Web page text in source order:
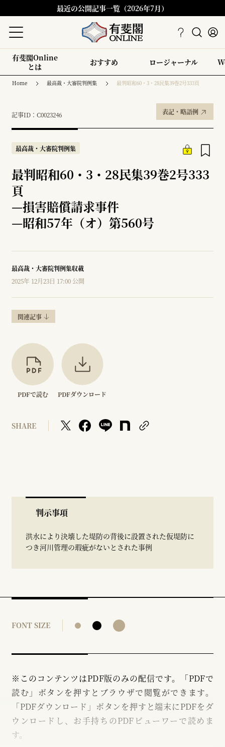
最近の公開記事一覧（2026年7月）
有斐閣Online
とは
おすすめ ロージャーナル
Home 最高裁・大審院判例集 最判昭和60・3・28民集39巻2号333頁
記事ID：C0023246 表記・略語例
最高裁・大審院判例集
最判昭和60・3・28民集39巻2号333
頁
—損害賠償請求事件
—昭和57年（オ）第560号
最高裁・大審院判例集収載
2025年 12月23日 17:00 公開
関連記事
PDFで読む PDFダウンロード
SHARE
判示事項
洪水により決壊した堤防の背後に設置された仮堤防に
つき河川管理の瑕疵がないとされた事例
FONT SIZE
※このコンテンツはPDF版のみの配信です。「PDFで
読む」ボタンを押すとブラウザで閲覧ができます。
「PDFダウンロード」ボタンを押すと端末にPDFをダ
ウンロードし、お手持ちのPDFビューワーで読めま
す。